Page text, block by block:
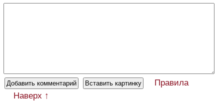
Правила
Наверх ↑